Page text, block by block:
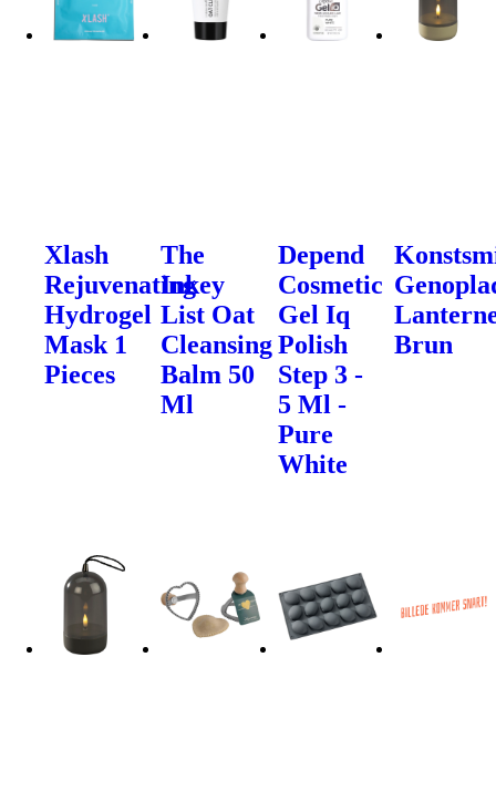
Xlash
Rejuvenating
Hydrogel
Mask 1
Pieces
The
Inkey
List Oat
Cleansing
Balm 50
Ml
Depend
Cosmetic
Gel Iq
Polish
Step 3 -
5 Ml -
Pure
White
Brun